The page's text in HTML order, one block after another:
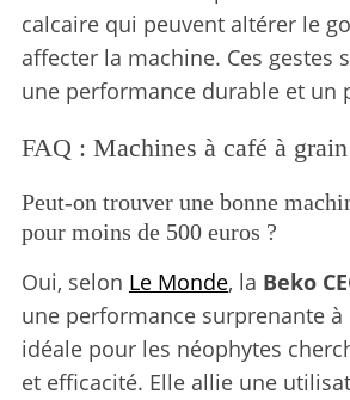
calcaire qui peuvent altérer le
affecter la machine. Ces gestes
une performance durable et un
FAQ : Machines à café à
Peut-on trouver une bonne
pour moins de 500 euros ?
Oui, selon Le Monde, la Beko
une performance surprenante à
idéale pour les néophytes
et efficacité. Elle allie une